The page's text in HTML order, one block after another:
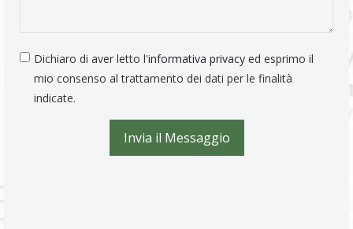
Dichiaro di aver letto l'informativa privacy ed esprimo il
mio consenso al trattamento dei dati per le finalità
indicate.
Invia il Messaggio